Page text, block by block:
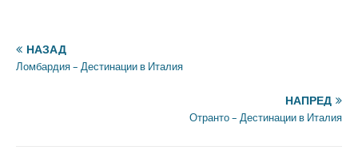
НАЗАД
Ломбардия – Дестинации в Италия
НАПРЕД
Отранто – Дестинации в Италия